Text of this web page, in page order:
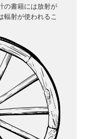
の書籍には放射が
輻射が使われるこ